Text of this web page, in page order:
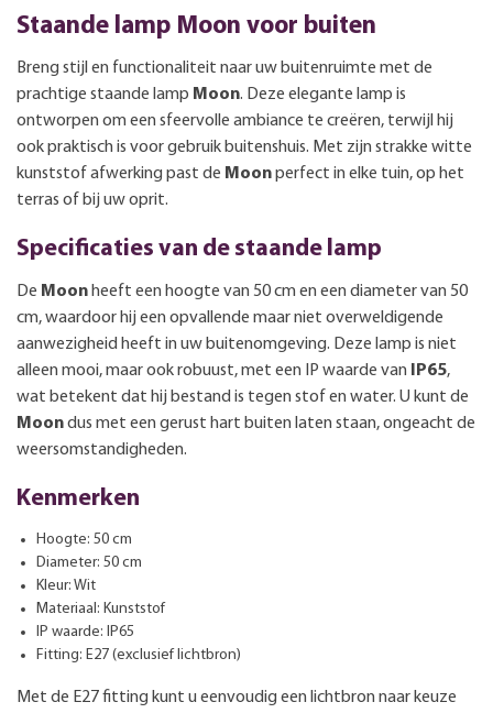
Staande lamp Moon voor buiten
Breng stijl en functionaliteit naar uw buitenruimte met de
prachtige staande lamp Moon. Deze elegante lamp is
ontworpen om een sfeervolle ambiance te creëren, terwijl hij
ook praktisch is voor gebruik buitenshuis. Met zijn strakke witte
kunststof afwerking past de Moonperfect in elke tuin, op het
terras of bij uw oprit.
Specificaties van de staande lamp
De Moon heeft een hoogte van 50 cm en een diameter van 50
cm, waardoor hij een opvallende maar niet overweldigende
aanwezigheid heeft in uw buitenomgeving. Deze lamp is niet
alleen mooi, maar ook robuust, met een IP waarde van
IP65,
wat betekent dat hij bestand is tegen stof en water. U kunt de
Moondus met een gerust hart buiten laten staan, ongeacht de
weersomstandigheden.
Kenmerken
Hoogte: 50 cm
Diameter: 50 cm
Kleur: Wit
Materiaal: Kunststof
IP waarde: IP65
Fitting: E27 (exclusief lichtbron)
Met de E27 fitting kunt u eenvoudig een lichtbron naar keuze